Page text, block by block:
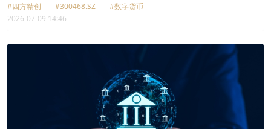
民币在内的合规数字货币项目机会，如涉及重大项目，公司将严格履
行信息披露义务。
#四方精创 #300468.SZ
#数字货币
2026-07-09 14:46